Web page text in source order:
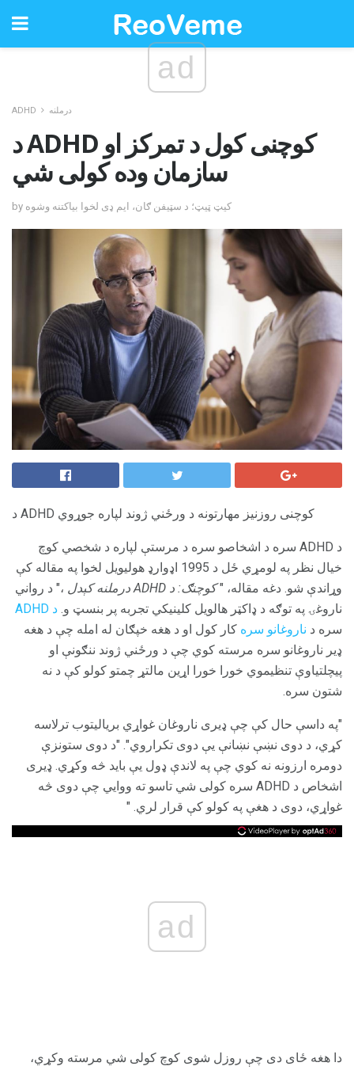
ad
ADHD درملنه
د ADHD کوچنی کول د تمرکز او
سازمان وده کولی شي
by کیټ ټیټ؛ د سټیفن ګان، ایم ډی لخوا بیاکتنه وشوه
د ADHD کوچنی روزنیز مهارتونه د ورځني ژوند لپاره جوړوي
د ADHD سره د اشخاصو سره د مرستې لپاره د شخصي کوچ
خیال نظر په لومړي ځل د 1995 اډوارډ هولیویل لخوا په مقاله کې
وړاندې شو. دغه مقاله، "کوچنګ: د ADHD درملنه کېدل
،" د رواني
ناروغۍ په توګه د ډاکټر هالویل کلینیکي تجربه پر بنسټ و. د ADHD
سره د ناروغانو سره کار کول او د هغه خپګان له امله چې د هغه
ډیر ناروغانو سره مرسته کوي چې د ورځني ژوند ننګونې او
پیچلتیاوې تنظیموي خورا خورا اړین مالتړ چمتو کولو کې د نه
شتون سره.
"په داسې حال کې چې ډیری ناروغان غواړي بریالیتوب ترلاسه
کړي، د دوی نښې نښانې یې دوی تکراروي". "د دوی ستونزې
دومره ارزونه نه کوي چې په لاندې ډول یې باید څه وکړي. ډیری
اشخاص د ADHD سره کولی شي تاسو ته ووايي چې دوی څه
غواړي، دوی د هغې په کولو کې قرار لري. "
ad
دا هغه ځای دی چې روزل شوی کوچ کولی شي مرسته وکړي،